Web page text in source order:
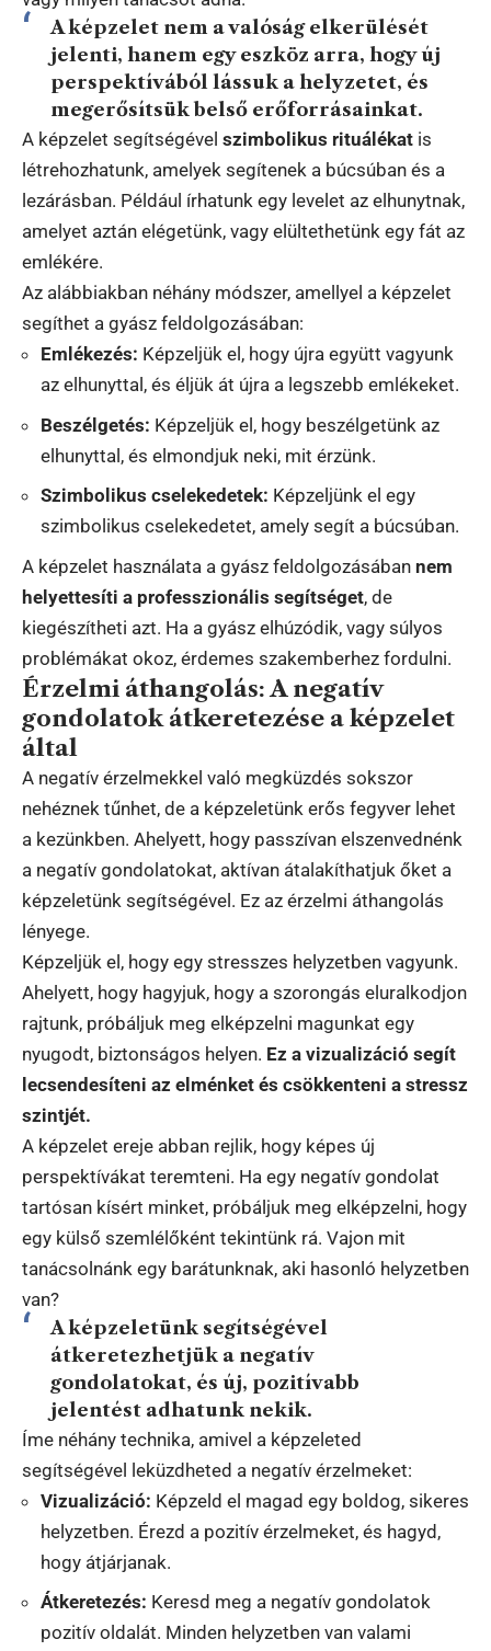
A képzelet nem a valóság elkerülését
jelenti, hanem egy eszköz arra, hogy új
perspektívából lássuk a helyzetet, és
megerősítsük belső erőforrásainkat.
A képzelet segítségével szimbolikus rituálékat is
létrehozhatunk, amelyek segítenek a búcsúban és a
lezárásban. Például írhatunk egy levelet az elhunytnak,
amelyet aztán elégetünk, vagy elültethetünk egy fát az
emlékére.
Az alábbiakban néhány módszer, amellyel a képzelet
segíthet a gyász feldolgozásában:
Emlékezés: Képzeljük el, hogy újra együtt vagyunk
az elhunyttal, és éljük át újra a legszebb emlékeket.
Beszélgetés: Képzeljük el, hogy beszélgetünk az
elhunyttal, és elmondjuk neki, mit érzünk.
Szimbolikus cselekedetek: Képzeljünk el egy
szimbolikus cselekedetet, amely segít a búcsúban.
A képzelet használata a gyász feldolgozásában nem
helyettesíti a professzionális segítséget, de
kiegészítheti azt. Ha a gyász elhúzódik, vagy súlyos
problémákat okoz, érdemes szakemberhez fordulni.
Érzelmi áthangolás: A negatív
gondolatok átkeretezése a képzelet
által
A negatív érzelmekkel való megküzdés sokszor
nehéznek tűnhet, de a képzeletünk erős fegyver lehet
a kezünkben. Ahelyett, hogy passzívan elszenvednénk
a negatív gondolatokat, aktívan átalakíthatjuk őket a
képzeletünk segítségével. Ez az érzelmi áthangolás
lényege.
Képzeljük el, hogy egy stresszes helyzetben vagyunk.
Ahelyett, hogy hagyjuk, hogy a szorongás eluralkodjon
rajtunk, próbáljuk meg elképzelni magunkat egy
nyugodt, biztonságos helyen. Ez a vizualizáció segít
lecsendesíteni az elménket és csökkenteni a stressz
szintjét.
A képzelet ereje abban rejlik, hogy képes új
perspektívákat teremteni. Ha egy negatív gondolat
tartósan kísért minket, próbáljuk meg elképzelni, hogy
egy külső szemlélőként tekintünk rá. Vajon mit
tanácsolnánk egy barátunknak, aki hasonló helyzetben
van?
A képzeletünk segítségével
átkeretezhetjük a negatív
gondolatokat, és új, pozitívabb
jelentést adhatunk nekik.
Íme néhány technika, amivel a képzeleted
segítségével leküzdheted a negatív érzelmeket:
Vizualizáció: Képzeld el magad egy boldog, sikeres
helyzetben. Érezd a pozitív érzelmeket, és hagyd,
hogy átjárjanak.
Átkeretezés: Keresd meg a negatív gondolatok
pozitív oldalát. Minden helyzetben van valami